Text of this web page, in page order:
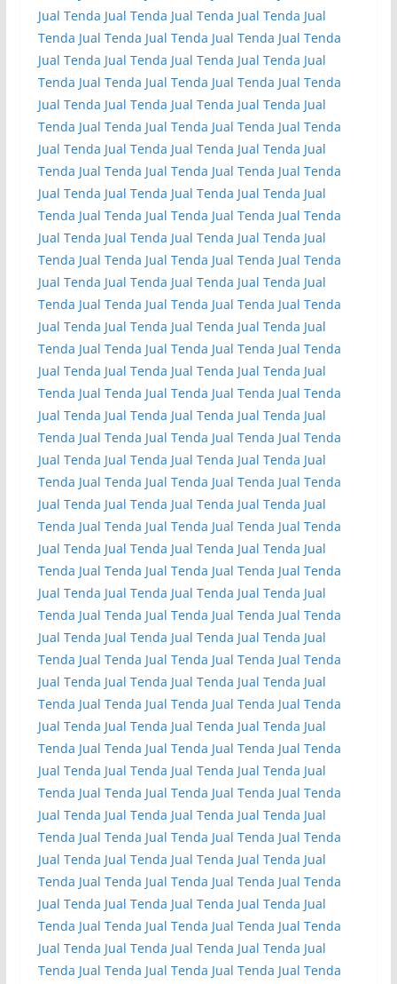
Jual Tenda Jual Tenda Jual Tenda Jual Tenda Jual
Tenda Jual Tenda Jual Tenda Jual Tenda Jual Tenda
Jual Tenda Jual Tenda Jual Tenda Jual Tenda Jual
Tenda Jual Tenda Jual Tenda Jual Tenda Jual Tenda
Jual Tenda Jual Tenda Jual Tenda Jual Tenda Jual
Tenda Jual Tenda Jual Tenda Jual Tenda Jual Tenda
Jual Tenda Jual Tenda Jual Tenda Jual Tenda Jual
Tenda Jual Tenda Jual Tenda Jual Tenda Jual Tenda
Jual Tenda Jual Tenda Jual Tenda Jual Tenda Jual
Tenda Jual Tenda Jual Tenda Jual Tenda Jual Tenda
Jual Tenda Jual Tenda Jual Tenda Jual Tenda Jual
Tenda Jual Tenda Jual Tenda Jual Tenda Jual Tenda
Jual Tenda Jual Tenda Jual Tenda Jual Tenda Jual
Tenda Jual Tenda Jual Tenda Jual Tenda Jual Tenda
Jual Tenda Jual Tenda Jual Tenda Jual Tenda Jual
Tenda Jual Tenda Jual Tenda Jual Tenda Jual Tenda
Jual Tenda Jual Tenda Jual Tenda Jual Tenda Jual
Tenda Jual Tenda Jual Tenda Jual Tenda Jual Tenda
Jual Tenda Jual Tenda Jual Tenda Jual Tenda Jual
Tenda Jual Tenda Jual Tenda Jual Tenda Jual Tenda
Jual Tenda Jual Tenda Jual Tenda Jual Tenda Jual
Tenda Jual Tenda Jual Tenda Jual Tenda Jual Tenda
Jual Tenda Jual Tenda Jual Tenda Jual Tenda Jual
Tenda Jual Tenda Jual Tenda Jual Tenda Jual Tenda
Jual Tenda Jual Tenda Jual Tenda Jual Tenda Jual
Tenda Jual Tenda Jual Tenda Jual Tenda Jual Tenda
Jual Tenda Jual Tenda Jual Tenda Jual Tenda Jual
Tenda Jual Tenda Jual Tenda Jual Tenda Jual Tenda
Jual Tenda Jual Tenda Jual Tenda Jual Tenda Jual
Tenda Jual Tenda Jual Tenda Jual Tenda Jual Tenda
Jual Tenda Jual Tenda Jual Tenda Jual Tenda Jual
Tenda Jual Tenda Jual Tenda Jual Tenda Jual Tenda
Jual Tenda Jual Tenda Jual Tenda Jual Tenda Jual
Tenda Jual Tenda Jual Tenda Jual Tenda Jual Tenda
Jual Tenda Jual Tenda Jual Tenda Jual Tenda Jual
Tenda Jual Tenda Jual Tenda Jual Tenda Jual Tenda
Jual Tenda Jual Tenda Jual Tenda Jual Tenda Jual
Tenda Jual Tenda Jual Tenda Jual Tenda Jual Tenda
Jual Tenda Jual Tenda Jual Tenda Jual Tenda Jual
Tenda Jual Tenda Jual Tenda Jual Tenda Jual Tenda
Jual Tenda Jual Tenda Jual Tenda Jual Tenda Jual
Tenda Jual Tenda Jual Tenda Jual Tenda Jual Tenda
Jual Tenda Jual Tenda Jual Tenda Jual Tenda Jual
Tenda Jual Tenda Jual Tenda Jual Tenda Jual Tenda